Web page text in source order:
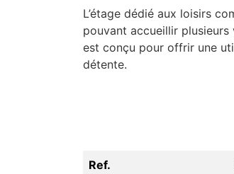
L’étage dédié aux loisirs
pouvant accueillir plusieurs
est conçu pour offrir une
détente.
Ref.